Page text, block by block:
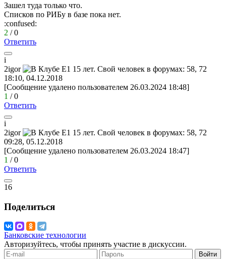
Зашел туда только что.
Списков по РИБу в базе пока нет.
:confused:
2 /0
Ответить
i
2igor
18:10, 04.12.2018
[Сообщение удалено пользователем 26.03.2024 18:48]
1 /0
Ответить
i
2igor
09:28, 05.12.2018
[Сообщение удалено пользователем 26.03.2024 18:47]
1 /0
Ответить
16
Поделиться
Банковские технологии
Авторизуйтесь, чтобы принять участие в дискуссии.
Войти